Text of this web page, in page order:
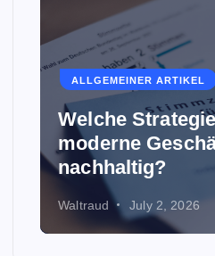
ALLGEMEINER ARTIKEL
Welche
moderne
nachhaltig?
Waltraud July 2, 2026